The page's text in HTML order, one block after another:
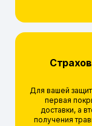
Для вашей
первая
доставки, а
получения